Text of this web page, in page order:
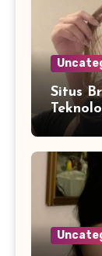
Situs